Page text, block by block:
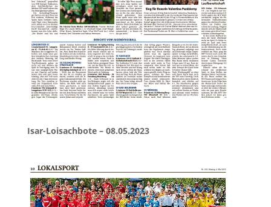
Isar-Loisachbote – 08.05.2023